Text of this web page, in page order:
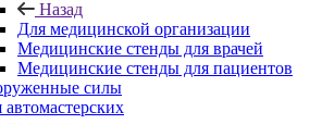
Назад
Для медицинской организации
Медицинские стенды для врачей
Медицинские стенды для пациентов
силы
автомастерских